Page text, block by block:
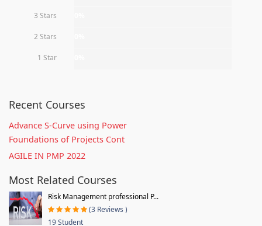
3 Stars
2 Stars
1 Star
Recent Courses
Advance S-Curve using Power
Foundations of Projects Cont
AGILE IN PMP 2022
Most Related Courses
Risk Management professional P...
(3 Reviews )
19 Student